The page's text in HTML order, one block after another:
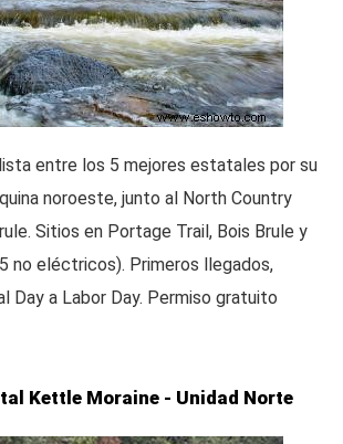
entre los 5 mejores estatales por su
noroeste, junto al North Country
Sitios en Portage Trail, Bois Brule y
no eléctricos). Primeros llegados,
Day a Labor Day. Permiso gratuito
Kettle Moraine - Unidad Norte